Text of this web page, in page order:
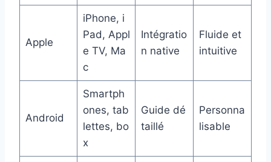
Apple
iPhone, i
Pad, Appl
e TV, Ma
c
Intégratio
n native
Fluide et
intuitive
Android
Smartph
ones, tab
lettes, bo
x
Guide dé
taillé
Personna
lisable